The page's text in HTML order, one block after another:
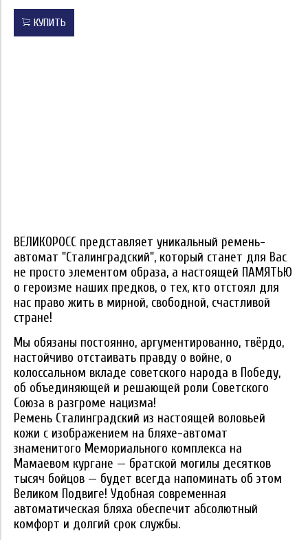
КУПИТЬ
ВЕЛИКОРОСС представляет уникальный ремень-
автомат "Сталинградский", который станет для Вас
не просто элементом образа, а настоящей ПАМЯТЬЮ
о героизме наших предков, о тех, кто отстоял для
нас право жить в мирной, свободной, счастливой
стране!
Мы обязаны постоянно, аргументированно, твёрдо,
настойчиво отстаивать правду о войне, о
колоссальном вкладе советского народа в Победу,
об объединяющей и решающей роли Советского
Союза в разгроме нацизма!
Ремень Сталинградский из настоящей воловьей
кожи с изображением на бляхе-автомат
знаменитого Мемориального комплекса на
Мамаевом кургане — братской могилы десятков
тысяч бойцов — будет всегда напоминать об этом
Великом Подвиге! Удобная современная
автоматическая бляха обеспечит абсолютный
комфорт и долгий срок службы.